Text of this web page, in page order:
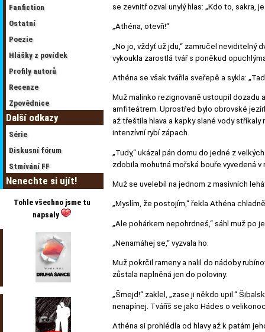
Fanfiction
Ostatní
Poezie
Hlášky z povídek
Profily autorů
Recenze
Zpovědnice
Další odkazy
Série
Diskusní fórum
Stmívání FF
Nenechte si ujít!
Tohle všechno jsme tu
napsaly
se zevnitř ozval unylý hlas: „Kdo to, sakra,
„Athéna, otevři!“
„No jo, vždyť už jdu,“ zamručel neviditelný
vykoukla zarostlá tvář s poněkud
Athéna se však tvářila sveřepě a sykla:
Muž malinko rezignovaně ustoupil dozadu
amfiteátrem. Uprostřed bylo obrovské
až třeštila hlava a kapky slané vody
intenzívní rybí zápach.
„Tudy,“ ukázal pán domu do jedné z
zdobila mohutná mořská bouře vyvedená
Muž se uvelebil na jednom z masivních
„Myslím, že postojím,“ řekla Athéna
„Ale pohárkem nepohrdneš,“ sáhl muž
„Nenamáhej se,“ vyzvala ho.
Muž pokrčil rameny a nalil do nádoby
zůstala naplněná jen do poloviny.
„Šmejd!“ zaklel, „zase ji někdo upil.“
nenapínej. Tváříš se jako Hádes o
Athéna si prohlédla od hlavy až k patám